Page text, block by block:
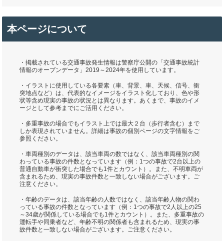
本ページについて
・掲載されている交通事故発生情報は警察庁公開の「交通事故統計
情報のオープンデータ」2019～2024年を使用しています。
・イラストに使用している各要素（車、背景、車、天候、信号、衝
突地点など）は、代表的なイメージをイラスト化しており、色や形
状等含め現実の事故の状況とは異なります。あくまで、事故のイメ
ージとして参考までにご活用ください。
・多重事故の場合でもイラスト上では最大２台（歩行者含む）まで
しか表現されていません。詳細は事故の個別ページの文字情報をご
参照ください。
・車両種別のデータは、該当車両の数ではなく、該当車両種別の関
わっている事故の件数となっています（例：1つの事故で2台以上の
普通自動車が衝突した場合でも1件とカウント）。また、不明車両が
含まれるため、現実の事故件数と一致しない場合がございます。ご
注意ください。
・年齢のデータは、該当年齢の人数ではなく、該当年齢人物の関わ
っている事故の件数となっています（例：1つの事故で2人以上の25
～34歳が関係している場合でも1件とカウント）。また、多重事故の
運転手や同乗者など、年齢不明の関係者も含まれるため、現実の事
故件数と一致しない場合がございます。ご注意ください。